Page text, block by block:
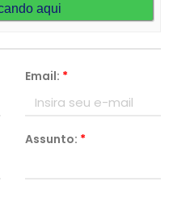
aqui
Email: *
Assunto: *